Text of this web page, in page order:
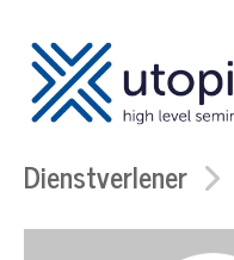
Dienstverlener